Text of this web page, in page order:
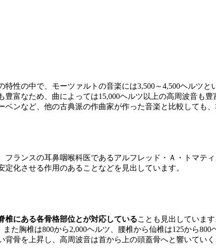
性の中で、モーツァルトの音楽には3,500～4,500ヘルツ
富なため、曲によっては15,000ヘルツ以上の高周波音も豊
ンなど、他の古典派の作曲家が作った音楽と比較しても、
ランスの耳鼻咽喉科医であるアルフレッド・Ａ・トマテ
化させる作用のあることなどを見出しています。
椎にある各骨格部位とが対応していることも見出していま
た胸椎は800から2,000ヘルツ、腰椎から仙椎は125から
骨を上昇し、高周波音は首から上の頭蓋骨へと響いていく